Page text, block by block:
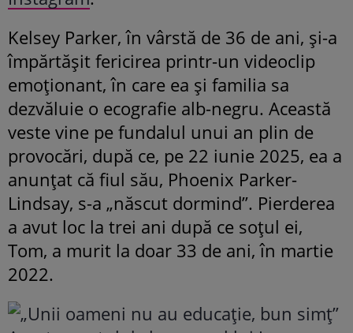
Kelsey Parker, în vârstă de 36 de ani, și-a
împărtășit fericirea printr-un videoclip
emoționant, în care ea și familia sa
dezvăluie o ecografie alb-negru. Această
veste vine pe fundalul unui an plin de
provocări, după ce, pe 22 iunie 2025, ea a
anunțat că fiul său, Phoenix Parker-
Lindsay, s-a „născut dormind”. Pierderea
a avut loc la trei ani după ce soțul ei,
Tom, a murit la doar 33 de ani, în martie
2022.